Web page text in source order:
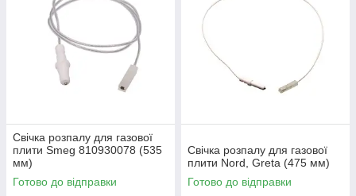
Свічка розпалу для газової
плити Smeg 810930078 (535
мм)
Готово до відправки
Свічка розпалу для газової
плити Nord, Greta (475 мм)
Готово до відправки